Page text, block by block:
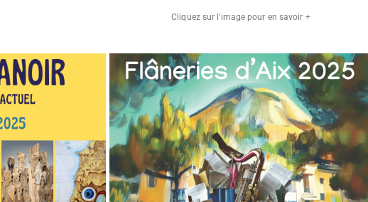
Cliquez sur l’image pour en savoir +